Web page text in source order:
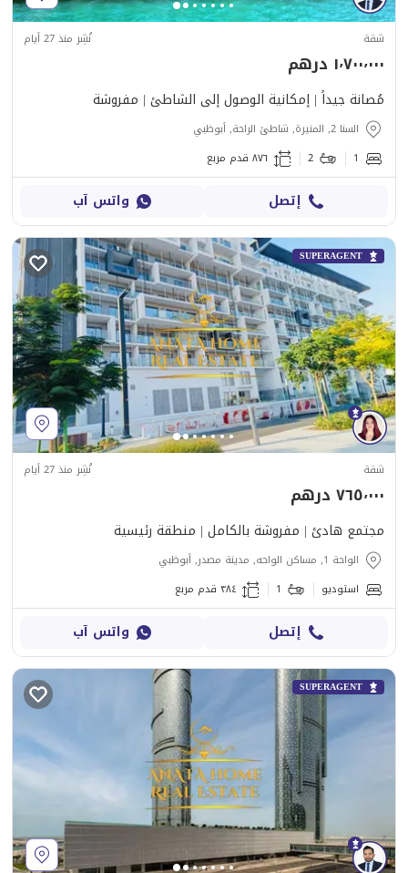
شقة نُشِر منذ 27 أيام
١٬٧٠٠٬٠٠٠ درهم
مُصانة جيداً | إمكانية الوصول إلى الشاطئ | مفروشة
السنا 2, المنيرة, شاطئ الراحة, أبوظبي
1
2 ٨٧٦ قدم مربع
إتصل واتس آب
SUPERAGENT
شقة نُشِر منذ 27 أيام
٧٦٥٬٠٠٠ درهم
مجتمع هادئ | مفروشة بالكامل | منطقة رئيسية
الواحة 1, مساكن الواحه, مدينة مصدر, أبوظبي
استوديو
1 ٣٨٤ قدم مربع
إتصل واتس آب
SUPERAGENT